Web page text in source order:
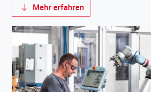
Mehr erfahren